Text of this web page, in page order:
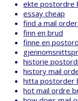
ekte postordre
essay cheap
find a mail
finn en brud
finne en
historie
history mail
hitta postorder
hot mail ordre